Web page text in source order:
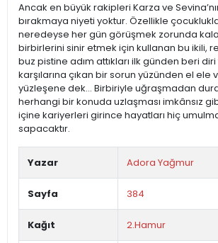
Ancak en büyük rakipleri Karza ve
bırakmaya niyeti yoktur. Özellikle
neredeyse her gün görüşmek zorunda
birbirlerini sinir etmek için kullanan bu ikili,
buz pistine adım attıkları ilk günden beri
karşılarına çıkan bir sorun yüzünden el ele
yüzleşene dek… Birbiriyle uğraşmadan
herhangi bir konuda uzlaşması imkânsız
içine kariyerleri girince hayatları hiç
sapacaktır.
Yazar Adora Yağmur
Sayfa 384
Kağıt 2.Hamur